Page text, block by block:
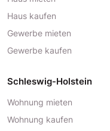
Haus kaufen
Gewerbe mieten
Gewerbe kaufen
Schleswig-Holstein
Wohnung mieten
Wohnung kaufen